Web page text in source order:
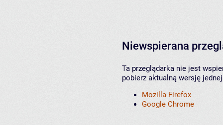
Niewspierana
Ta przeglądarka nie jest
pobierz aktualną wersję
Mozilla Firefox
Google Chrome